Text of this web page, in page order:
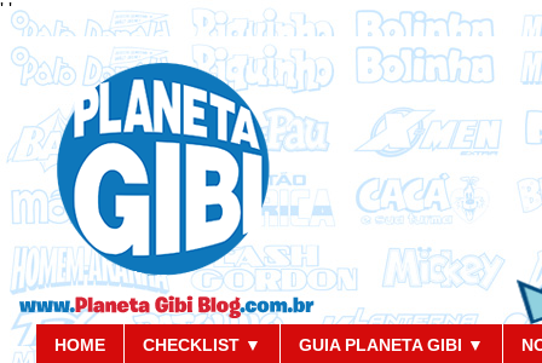
' '
HOME CHECKLIST ▼ GUIA PLANETA GIBI ▼